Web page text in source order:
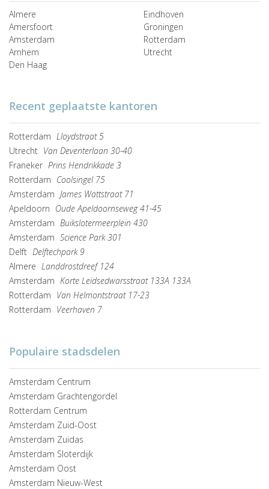
Almere
Amersfoort
Amsterdam
Arnhem
Den Haag
Eindhoven
Groningen
Rotterdam
Utrecht
Recent geplaatste kantoren
Rotterdam Lloydstraat 5
Utrecht Van Deventerlaan 30-40
Franeker Prins Hendrikkade 3
Rotterdam Coolsingel 75
Amsterdam James Wattstraat 71
Apeldoorn Oude Apeldoornseweg 41-45
Amsterdam Buikslotermeerplein 430
Amsterdam Science Park 301
Delft Delftechpark 9
Almere Landdrostdreef 124
Amsterdam Korte Leidsedwarsstraat 133A 133A
Rotterdam Van Helmontstraat 17-23
Rotterdam Veerhaven 7
Populaire stadsdelen
Amsterdam Centrum
Amsterdam Grachtengordel
Rotterdam Centrum
Amsterdam Zuid-Oost
Amsterdam Zuidas
Amsterdam Sloterdijk
Amsterdam Oost
Amsterdam Nieuw-West